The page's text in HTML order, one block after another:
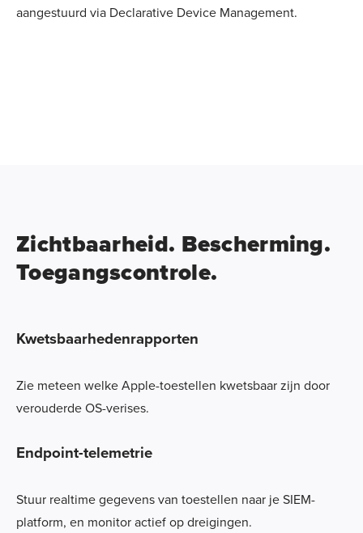
aangestuurd via Declarative Device Management.
Zichtbaarheid. Bescherming.
Toegangscontrole.
Kwetsbaarhedenrapporten
Zie meteen welke Apple-toestellen kwetsbaar zijn door
verouderde OS-verises.
Endpoint-telemetrie
Stuur realtime gegevens van toestellen naar je SIEM-
platform, en monitor actief op dreigingen.